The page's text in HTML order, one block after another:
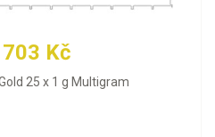
Kč
25 x 1 g Multigram